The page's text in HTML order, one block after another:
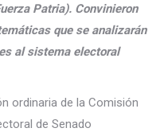
Patria). Convinieron
que se analizarán
al sistema electoral
ordinaria de la Comisión
de Senado